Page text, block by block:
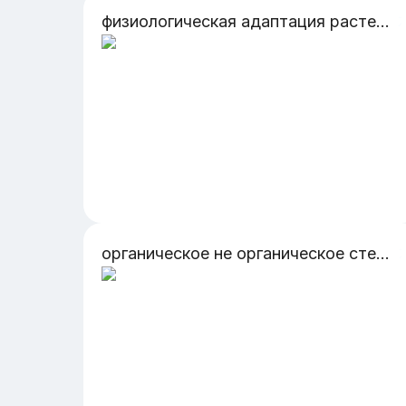
физиологическая адаптация растений к стрессам на различных уровнях организации
органическое не органическое стекло, металлы, возможности их применения в машиностроении